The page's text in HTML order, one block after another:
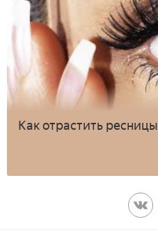
Как отрастить ресницы